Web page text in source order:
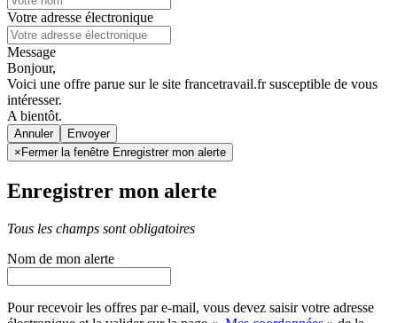
Votre adresse électronique
Message
Bonjour,
Voici une offre parue sur le site francetravail.fr susceptible de vous
intéresser.
A bientôt.
Annuler
× Fermer la fenêtre Enregistrer mon alerte
Enregistrer mon alerte
Tous les champs sont obligatoires
Nom de mon alerte
Pour recevoir les offres par e-mail, vous devez saisir votre adresse